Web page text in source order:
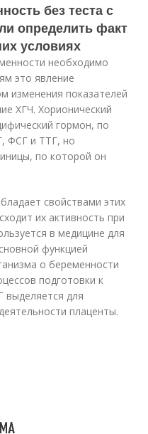
без теста с
определить факт
условиях
необходимо
это явление
изменения показателей
ХГЧ. Хорионический
гормон, по
ФСГ и ТТГ, но
по которой он
свойствами этих
их активность при
в медицине для
функцией
о беременности
подготовки к
для
плаценты.